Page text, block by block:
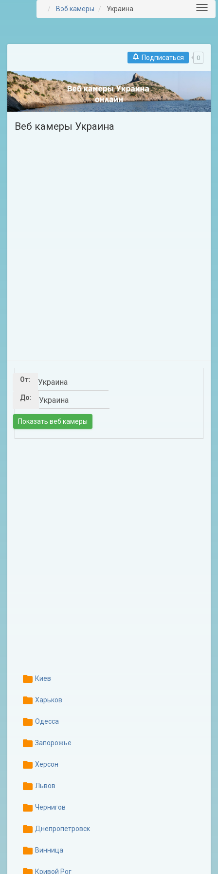
Вэб камеры Украина
Подписаться 0
Веб камеры Украина
От:
До:
folder Киев
folder Харьков
folder Одесса
folder Запорожье
folder Хеpсон
folder Львов
folder Чернигов
folder Днепропетровск
folder Винница
Кривой Рог